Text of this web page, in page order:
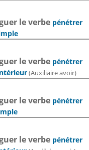
le verbe pénétrer
le verbe pénétrer
(Auxiliaire avoir)
le verbe pénétrer
le verbe pénétrer